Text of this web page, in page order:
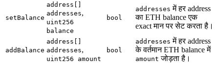
setBalance
address[]
addresses,
uint256
balance
bool
addresses में हर address
का ETH balance एक
exact मान पर सेट करता है।
addBalance
address[]
addresses,
uint256 amount
bool
addresses में हर address
के वर्तमान ETH balance में
amount जोड़ता है।